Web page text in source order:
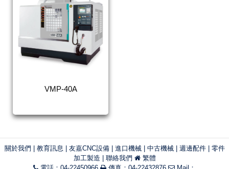
VMP-40A
關於我們 教育訊息 友嘉CNC設備| 進口機械| 中古機械| 週邊配件| 零件
加工製造
聯絡我們
繁體